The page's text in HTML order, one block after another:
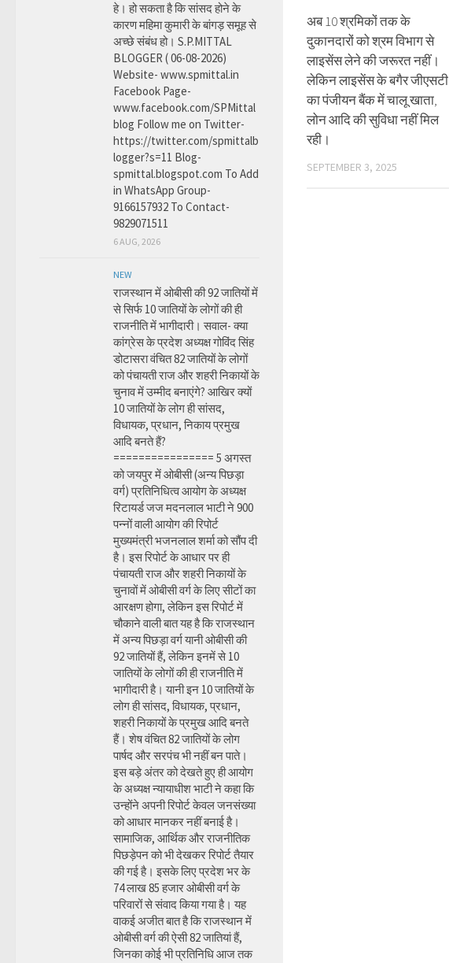
अब 10 श्रमिकों तक के
दुकानदारों को श्रम विभाग से
लाइसेंस लेने की जरूरत नहीं।
लेकिन लाइसेंस के बगैर जीएसटी
का पंजीयन बैंक में चालू खाता,
लोन आदि की सुविधा नहीं मिल
रही।
SEPTEMBER 3, 2025
हे। हो सकता है कि सांसद होने के
कारण महिमा कुमारी के बांगड़ समूह से
अच्छे संबंध हो। S.P.MITTAL
BLOGGER ( 06-08-2026)
Website- www.spmittal.in
Facebook Page-
www.facebook.com/SPMittal
blog Follow me on Twitter-
https://twitter.com/spmittalb
logger?s=11 Blog-
spmittal.blogspot.com To Add
in WhatsApp Group-
9166157932 To Contact-
9829071511
6 AUG, 2026
NEW
राजस्थान में ओबीसी की 92 जातियों में
से सिर्फ 10 जातियों के लोगों की ही
राजनीति में भागीदारी। सवाल- क्या
कांग्रेस के प्रदेश अध्यक्ष गोविंद सिंह
डोटासरा वंचित 82 जातियों के लोगों
को पंचायती राज और शहरी निकायों के
चुनाव में उम्मीद बनाएंगे? आखिर क्यों
10 जातियों के लोग ही सांसद,
विधायक, प्रधान, निकाय प्रमुख
आदि बनते हैं?
================ 5 अगस्त
को जयपुर में ओबीसी (अन्य पिछड़ा
वर्ग) प्रतिनिधित्व आयोग के अध्यक्ष
रिटायर्ड जज मदनलाल भाटी ने 900
पन्नों वाली आयोग की रिपोर्ट
मुख्यमंत्री भजनलाल शर्मा को सौंप दी
है। इस रिपोर्ट के आधार पर ही
पंचायती राज और शहरी निकायों के
चुनावों में ओबीसी वर्ग के लिए सीटों का
आरक्षण होगा, लेकिन इस रिपोर्ट में
चौकाने वाली बात यह है कि राजस्थान
में अन्य पिछड़ा वर्ग यानी ओबीसी की
92 जातियों हैं, लेकिन इनमें से 10
जातियों के लोगों की ही राजनीति में
भागीदारी है। यानी इन 10 जातियों के
लोग ही सांसद, विधायक, प्रधान,
शहरी निकायों के प्रमुख आदि बनते
हैं। शेष वंचित 82 जातियों के लोग
पार्षद और सरपंच भी नहीं बन पाते।
इस बड़े अंतर को देखते हुए ही आयोग
के अध्यक्ष न्यायाधीश भाटी ने कहा कि
उन्होंने अपनी रिपोर्ट केवल जनसंख्या
को आधार मानकर नहीं बनाई है।
सामाजिक, आर्थिक और राजनीतिक
पिछड़ेपन को भी देखकर रिपोर्ट तैयार
की गई है। इसके लिए प्रदेश भर के
74 लाख 85 हजार ओबीसी वर्ग के
परिवारों से संवाद किया गया है। यह
वाकई अजीत बात है कि राजस्थान में
ओबीसी वर्ग की ऐसी 82 जातियां हैं,
जिनका कोई भी प्रतिनिधि आज तक